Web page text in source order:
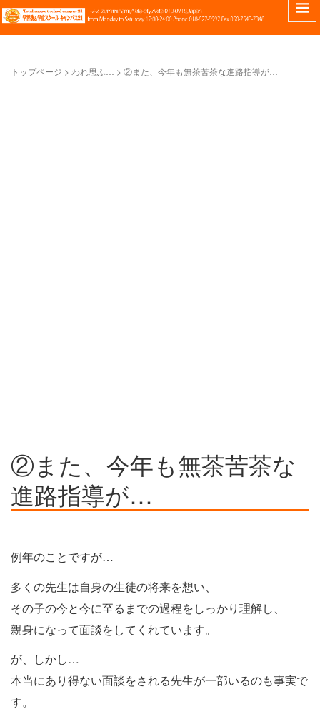
トップページ > われ思ふ… > ②また、今年も無茶苦茶な進路指導が…
②また、今年も無茶苦茶な
進路指導が…
例年のことですが…
多くの先生は自身の生徒の将来を想い、
その子の今と今に至るまでの過程をしっかり理解し、
親身になって面談をしてくれています。
が、しかし…
本当にあり得ない面談をされる先生が一部いるのも事実で
す。